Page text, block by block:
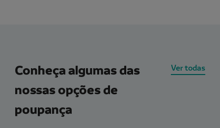
Conheça algumas das
nossas opções de
poupança
Ver todas